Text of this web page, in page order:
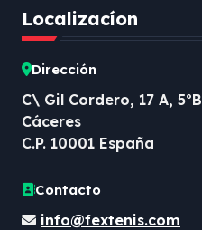
Localizacíon
Dirección
C\ Gil Cordero, 17 A, 5ºB
Cáceres
C.P. 10001 España
Contacto
info@fextenis.com